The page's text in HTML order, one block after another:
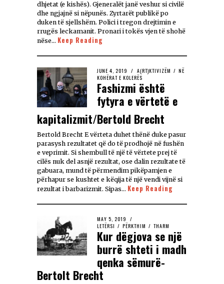
dhjetat (e kishës). Gjeneralët janë veshur si civilë
dhe ngjajnë si nëpunës. Zyrtarët publikë po
duken të sjellshëm. Polici i tregon drejtimin e
rrugës leckamanit. Pronari i tokës vjen të shohë
nëse… Keep Reading
JUNE 4, 2019 A(RT)KTIVIZËM / NË
KOHËRAT E KOLERËS
Fashizmi është
fytyra e vërtetë e
kapitalizmit/Bertold Brecht
Bertold Brecht E vërteta duhet thënë duke pasur
parasysh rezultatet që do të prodhojë në fushën
e veprimit. Si shembull të një të vërtete prej të
cilës nuk del asnjë rezultat, ose dalin rezultate të
gabuara, mund të përmendim pikëpamjen e
përhapur se kushtet e këqija të një vendi vijnë si
rezultat i barbarizmit. Sipas… Keep Reading
MAY 5, 2019
LETËRSI / PËRKTHIM / THARM
Kur dëgjova se një
burrë shteti i madh
qenka sëmurë-
Bertolt Brecht